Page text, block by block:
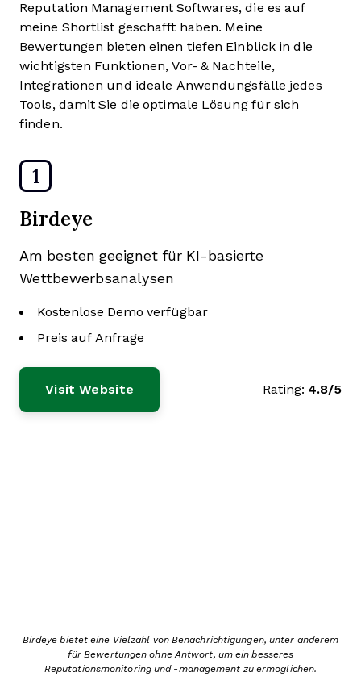
Reputation Management Softwares, die es auf
meine Shortlist geschafft haben. Meine
Bewertungen bieten einen tiefen Einblick in die
wichtigsten Funktionen, Vor- & Nachteile,
Integrationen und ideale Anwendungsfälle jedes
Tools, damit Sie die optimale Lösung für sich
finden.
1
Birdeye
Am besten geeignet für KI-basierte
Wettbewerbsanalysen
Kostenlose Demo verfügbar
Preis auf Anfrage
Visit Website Rating: 4.8/5
Birdeye bietet eine Vielzahl von Benachrichtigungen, unter anderem
für Bewertungen ohne Antwort, um ein besseres
Reputationsmonitoring und -management zu ermöglichen.